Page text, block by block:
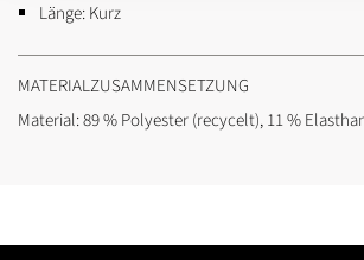
Länge:Kurz
MATERIALZUSAMMENSETZUNG
Material: 89 % Polyester (recycelt), 11 %